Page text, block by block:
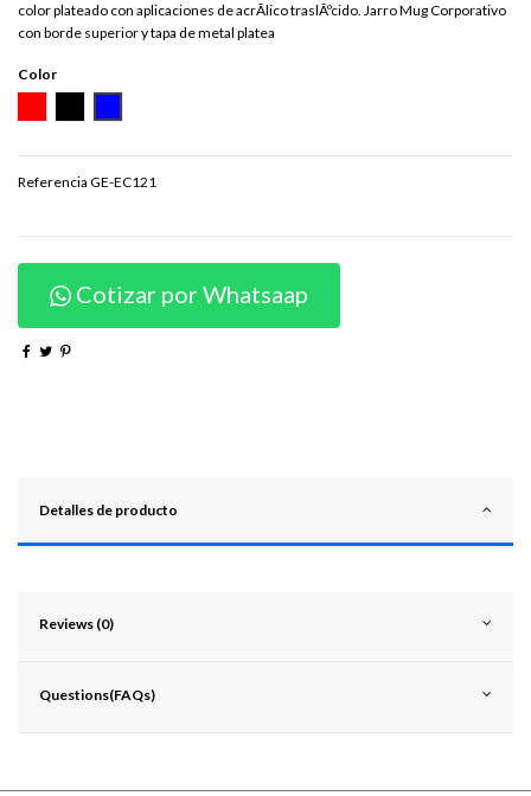
color plateado con aplicaciones de acrÃ­lico traslÃºcido. Jarro Mug Corporativo
con borde superior y tapa de metal platea
Color
Referencia GE-EC121
Cotizar por Whatsaap
Detalles de producto
Reviews (0)
Questions(FAQs)